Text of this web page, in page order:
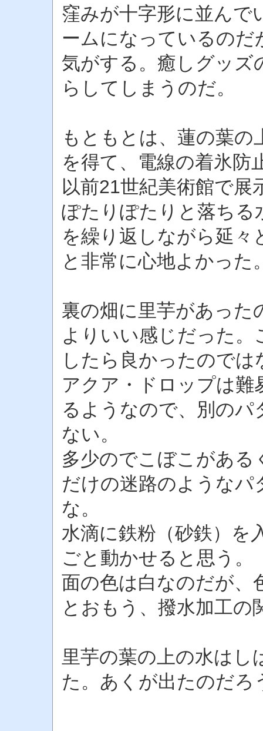
窪みが十字形に並んで
ームになっているの
気がする。癒しグッズ
らしてしまうのだ。
もともとは、蓮の葉
を得て、電線の着氷防
以前21世紀美術館で
ぽたりぽたりと落ちる
を繰り返しながら延々
と非常に心地よかった
裏の畑に里芋があった
よりいい感じだった
したら良かったのでは
アクア・ドロップは難
るようなので、別の
ない。
多少のでこぼこがある
だけの迷路のような
な。
水滴に鉄粉（砂鉄）を
ごと動かせると思う。
面の色は白なのだが、
とおもう、撥水加工の
里芋の葉の上の水はし
た。あくが出たのだろ